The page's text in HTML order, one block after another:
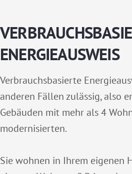
ENERGIEAUSWEIS
Verbrauchsbasierte
anderen Fällen zulässig, also
Gebäuden mit mehr als 4
modernisierten.
Sie wohnen in Ihrem eigenen